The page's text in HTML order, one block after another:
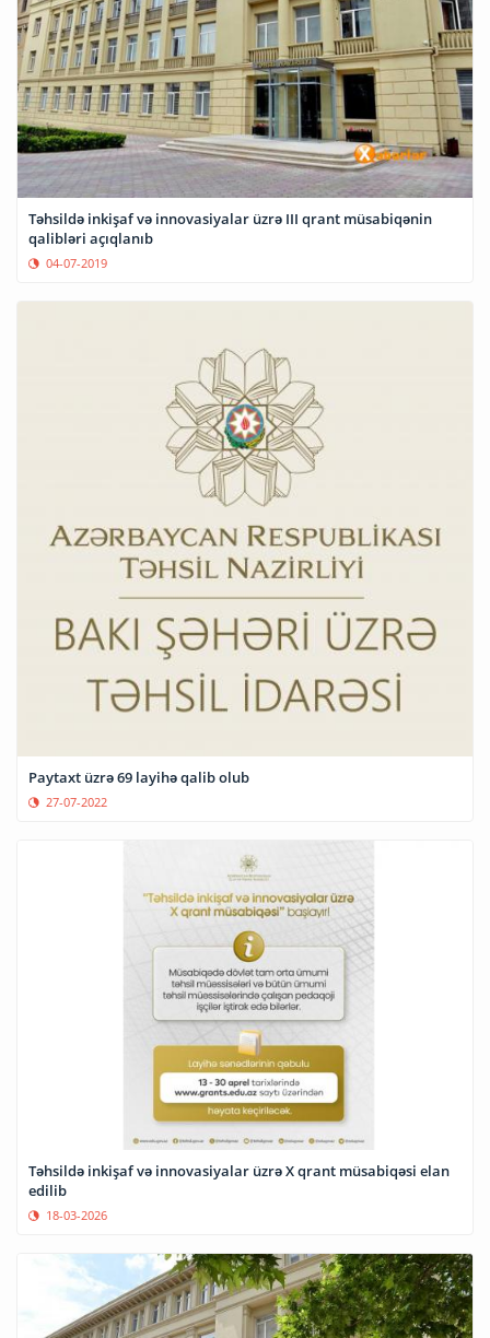
Təhsildə inkişaf və innovasiyalar üzrə III qrant müsabiqənin
qalibləri açıqlanıb
04-07-2019
Paytaxt üzrə 69 layihə qalib olub
27-07-2022
Təhsildə inkişaf və innovasiyalar üzrə X qrant müsabiqəsi elan
edilib
18-03-2026